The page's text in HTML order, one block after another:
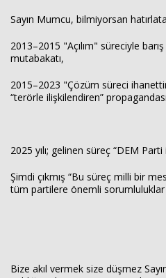
Sayın Mumcu, bilmiyorsan
2013–2015 "Açılım" süreciyle
mutabakatı,
2015–2023 "Çözüm süreci
“terörle ilişkilendiren”
2025 yılı; gelinen süreç “DEM Parti
Şimdi çıkmış “Bu süreç milli bir
tüm partilere önemli
Bize akıl vermek size düşmez